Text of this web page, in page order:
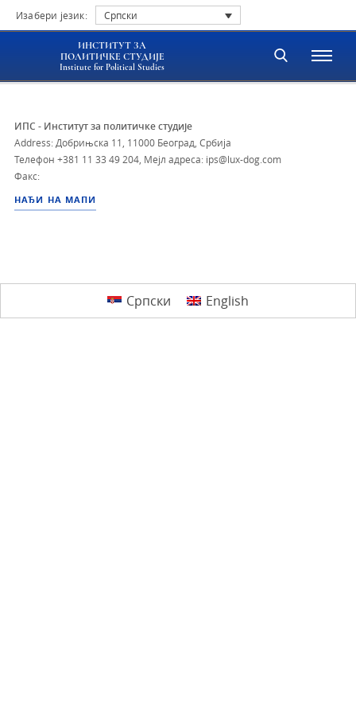
Изабери језик: Српски
ИНСТИТУТ ЗА
ПОЛИТИЧКЕ СТУДИЈЕ
Institute for Political Studies
ИПС - Институт за политичке студије
Address: Добрињска 11, 11000 Београд, Србија
Телефон +381 11 33 49 204 Мејл адреса: ips@lux-dog.com
Факс:
НАЂИ НА МАПИ
Српски English